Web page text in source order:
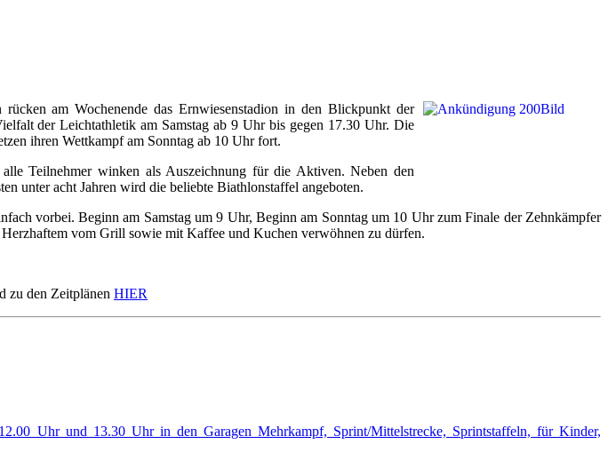
rücken am Wochenende das Ernwiesenstadion in den Blickpunkt der
der Leichtathletik am Samstag ab 9 Uhr bis gegen 17.30 Uhr. Die
ihren Wettkampf am Sonntag ab 10 Uhr fort.
Teilnehmer winken als Auszeichnung für die Aktiven. Neben den
unter acht Jahren wird die beliebte Biathlonstaffel angeboten.
vorbei. Beginn am Samstag um 9 Uhr, Beginn am Sonntag um 10 Uhr zum Finale der Zehnkämpfer
vom Grill sowie mit Kaffee und Kuchen verwöhnen zu dürfen.
zu den Zeitplänen HIER
Uhr und 13.30 Uhr in den Garagen Mehrkampf, Sprint/Mittelstrecke, Sprintstaffeln, für Kinder,